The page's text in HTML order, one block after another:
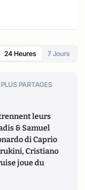
24 Heures 7 Jours
PLUS PARTAGES
leurs
& Samuel
di Caprio
Cristiano
joue du